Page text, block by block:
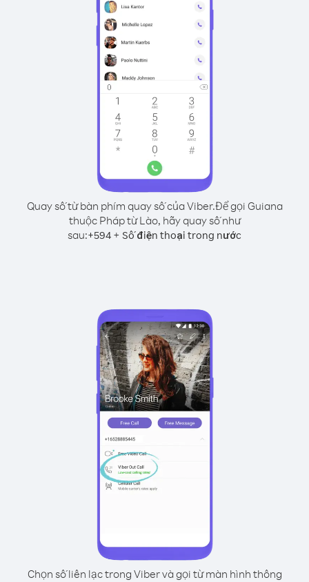
Quay số từ bàn phím quay số của Viber.Để gọi Guiana
thuộc Pháp từ Lào, hãy quay số như
sau:+594 + Số điện thoại trong nước
Chọn số liên lạc trong Viber và gọi từ màn hình thông